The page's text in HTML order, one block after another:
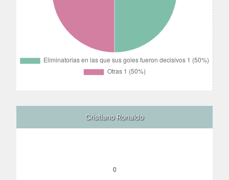
Cristiano Ronaldo